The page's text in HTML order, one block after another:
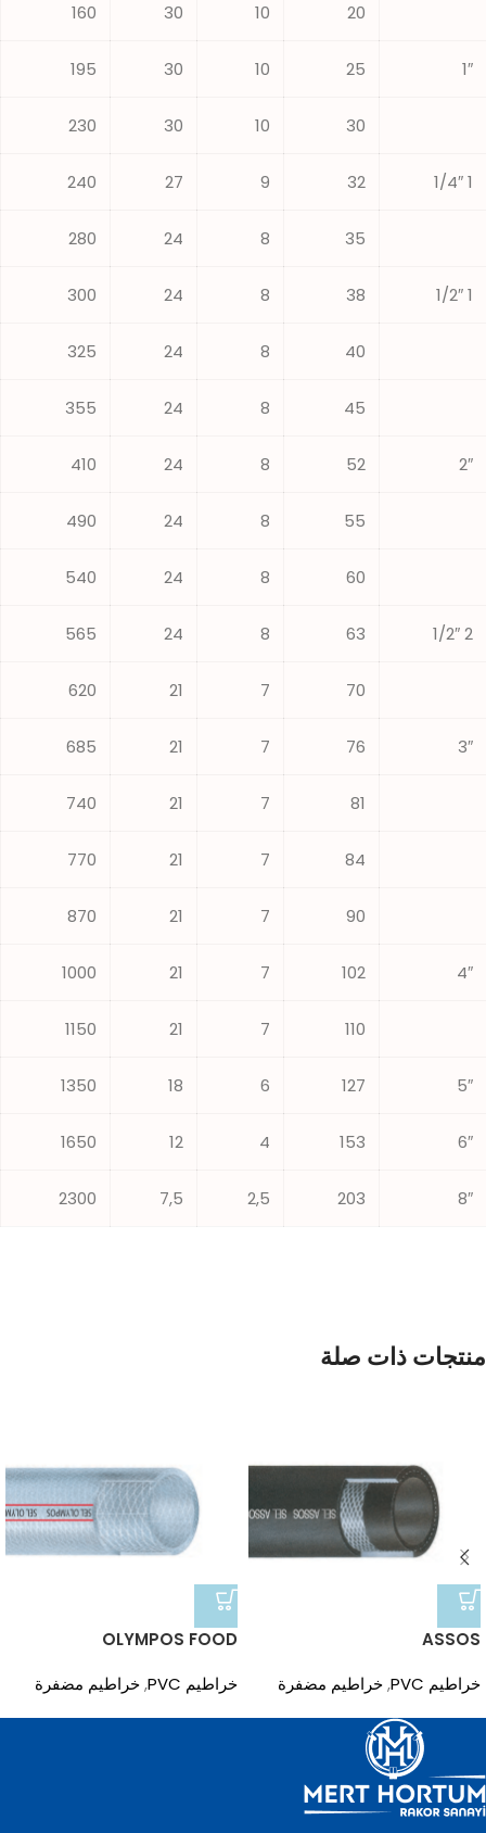
20
10
30
160
1″
25
10
30
195
30
10
30
230
1 1/4″
32
9
27
240
35
8
24
280
1 1/2″
38
8
24
300
40
8
24
325
45
8
24
355
2″
52
8
24
410
55
8
24
490
60
8
24
540
2 1/2″
63
8
24
565
70
7
21
620
3″
76
7
21
685
81
7
21
740
84
7
21
770
90
7
21
870
4″
102
7
21
1000
110
7
21
1150
5″
127
6
18
1350
6″
153
4
12
1650
8″
203
2,5
7,5
2300
منتجات ذات صلة
ASSOS
خراطيم PVC
,خراطيم مضفرة
OLYMPOS FOOD
خراطيم PVC
,خراطيم مضفرة